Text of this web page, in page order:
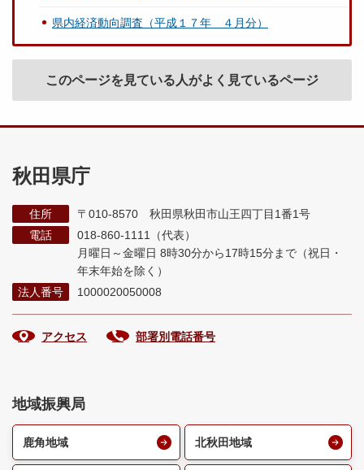
県内経済動向調査（平成１７年 ４月分）
このページを見ている人がよく見ているページ
秋田県庁
住所
〒010-8570 秋田県秋田市山王四丁目1番1号
電話
018-860-1111（代表）
月曜日～金曜日 8時30分から17時15分まで （祝日・
年末年始を除く）
法人番号
1000020050008
アクセス 部署別電話番号
地域振興局
鹿角地域 北秋田地域